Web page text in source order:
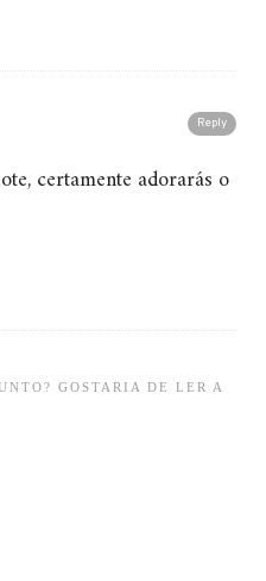
Reply
certamente adorarás o
GOSTARIA DE LER A